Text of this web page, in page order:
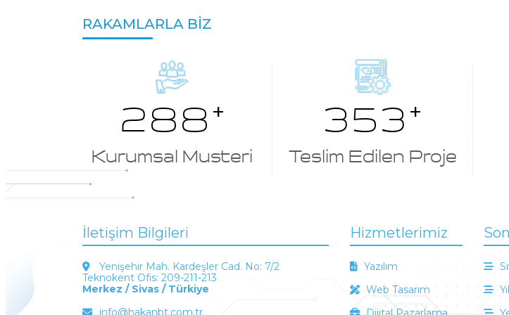
RAKAMLARLA BIZ
310+
Kurumsal Musteri
380+
Teslim Edilen Proje
İletişim Bilgileri
Yenişehir Mah. Kardeşler Cad. No: 7/2
Teknokent Ofis: 209-211-213
Merkez / Sivas / Türkiye
info@hakanbt.com.tr
Hizmetlerimiz
Yazılım
Web Tasarım